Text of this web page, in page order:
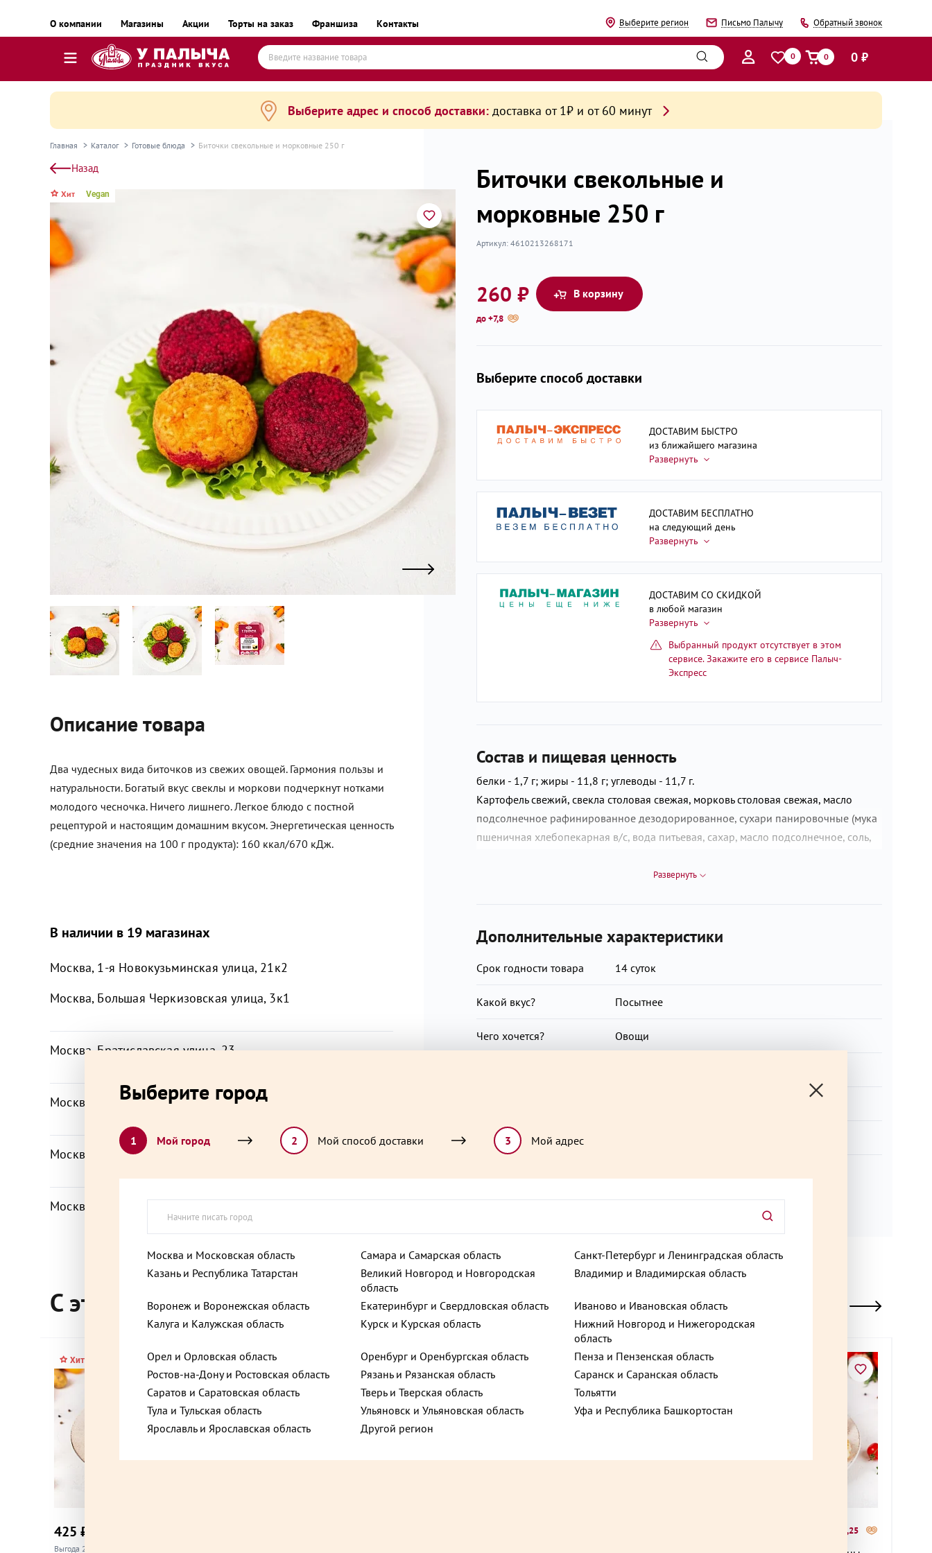
О компании Магазины Акции Торты на заказ Франшиза Контакты Выберите регион Письмо Палычу Обратный звонок
Десерты замороженные, мороженое и сорбеты
Полезные сладости и снеки
Чай, кофе, напитки
Экскурсии и мастер-классы
0 0 0 ₽
Выберите адрес и способ доставки:доставка от 1₽ и от 60 минут
Главная Каталог Готовые блюда Биточки свекольные и морковные 250 г
Назад
Хит Vegan
Описание товара
Два чудесных вида биточков из свежих овощей. Гармония пользы и
натуральности. Богатый вкус свеклы и моркови подчеркнут нотками
молодого чесночка. Ничего лишнего. Легкое блюдо с постной
рецептурой и настоящим домашним вкусом. Энергетическая ценность
(средние значения на 100 г продукта): 160 ккал/670 кДж.
В наличии в 19 магазинах
Москва, 1-я Новокузьминская улица, 21к2
Москва, Большая Черкизовская улица, 3к1
Москва, Братиславская улица, 23
Москва, Волгоградский проспект, 63
Москва, Зелёный проспект, 22
Москва, Зубовский бульвар, 15с1
Москва, Ленинский проспект, 37А
Москва, Медынская улица, 2к1с2
Москва, проспект Будённого, 28к2
Москва, Славянский бульвар, 5к1
Москва, улица Пресненский Вал, 8к1
Биточки свекольные и
морковные 250 г
Артикул: 4610213268171
260 ₽ В корзину
до +7,8
Выберите способ доставки
ДОСТАВИМ БЫСТРО
из ближайшего магазина
ДОСТАВИМ БЕСПЛАТНО
на следующий день
ДОСТАВИМ СО СКИДКОЙ
в любой магазин
Выбранный продукт отсутствует в этом
сервисе. Закажите его в сервисе Палыч-
Экспресс
Состав и пищевая ценность
белки - 1,7 г; жиры - 11,8 г; углеводы - 11,7 г.
Картофель свежий, свекла столовая свежая, морковь столовая свежая, масло
подсолнечное рафинированное дезодорированное, сухари панировочные (мука
пшеничная хлебопекарная в/с, вода питьевая, сахар, масло подсолнечное, соль,
котором также выпускаются продукты, содержащие арахис, горчицу, кунжут,
Развернуть
Дополнительные характеристики
Срок годности товара 14 суток
Какой вкус? Посытнее
Чего хочется? Овощи
Особая диета?
С этим товаром покупают
Хит
425 ₽
Выгода 25% при покупке от 2 шт.
Хит Хит
до +29,25
Выберите город
1 Мой город 2 Мой способ доставки 3 Мой адрес
Москва и Московская область Самара и Самарская область
Санкт-Петербург и Ленинградская область
Казань и Республика Татарстан
Великий Новгород и Новгородская
область
Владимир и Владимирская область
Воронеж и Воронежская область Екатеринбург и Свердловская область
Иваново и Ивановская область
Калуга и Калужская область
Курск и Курская область
Нижний Новгород и Нижегородская
область
Орел и Орловская область
Оренбург и Оренбургская область
Пенза и Пензенская область
Ростов-на-Дону и Ростовская область
Рязань и Рязанская область
Саранск и Саранская область
Саратов и Саратовская область
Тверь и Тверская область
Тольятти
Тула и Тульская область
Ульяновск и Ульяновская область
Уфа и Республика Башкортостан
Ярославль и Ярославская область
Другой регион